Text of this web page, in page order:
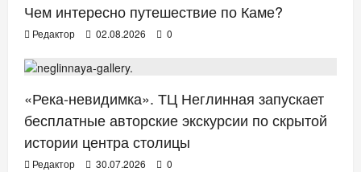
Чем интересно путешествие по Каме?
Редактор 02.08.2026
0
«Река-невидимка». ТЦ Неглинная запускает
бесплатные авторские экскурсии по скрытой
истории центра столицы
Редактор 30.07.2026 0